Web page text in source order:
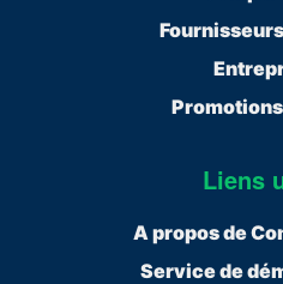
Liens
A propos de
Service de